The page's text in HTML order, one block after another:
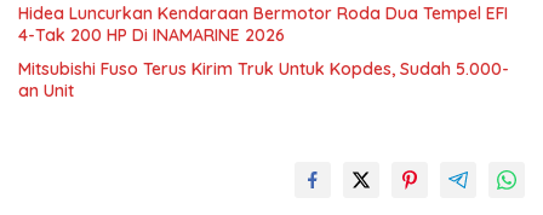
Hidea Luncurkan Kendaraan Bermotor Roda Dua Tempel EFI
4-Tak 200 HP Di INAMARINE 2026
Mitsubishi Fuso Terus Kirim Truk Untuk Kopdes, Sudah 5.000-
an Unit